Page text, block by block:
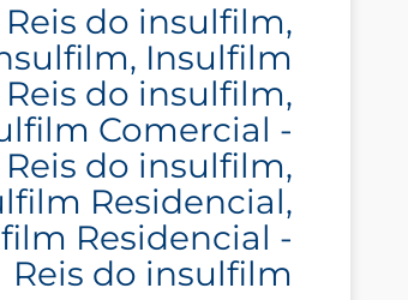
do insulfilm,
, Insulfilm
Reis do insulfilm,
Comercial -
Reis do insulfilm,
Residencial,
Residencial -
Reis do insulfilm